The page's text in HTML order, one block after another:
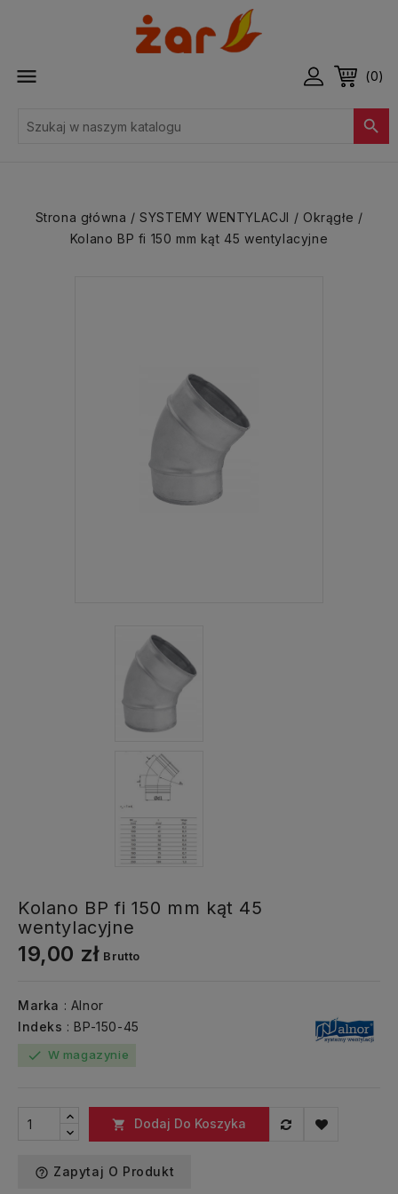
 (0)

Strona główna SYSTEMY WENTYLACJI
Okrągłe
Kolano BP fi 150 mm kąt 45 wentylacyjne
Kolano BP fi 150 mm kąt 45
wentylacyjne
19,00 zł Brutto
Marka : Alnor
Indeks : BP-150-45
check W magazynie
 Dodaj Do Koszyka
help_outline Zapytaj O Produkt